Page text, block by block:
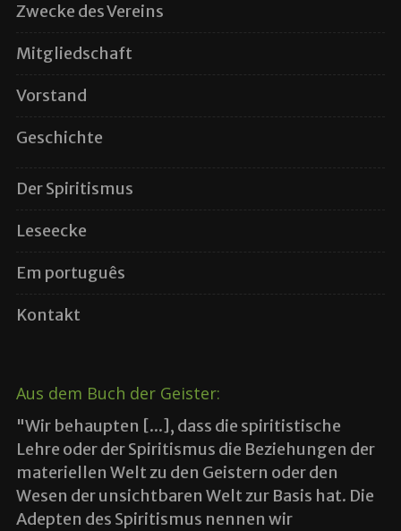
Zwecke des Vereins
Mitgliedschaft
Vorstand
Geschichte
Der Spiritismus
Leseecke
Em português
Kontakt
Aus dem Buch der Geister:
"Wir behaupten [...], dass die spiritistische
Lehre oder der Spiritismus die Beziehungen der
materiellen Welt zu den Geistern oder den
Wesen der unsichtbaren Welt zur Basis hat. Die
Adepten des Spiritismus nennen wir